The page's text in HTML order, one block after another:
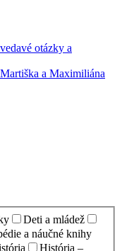
otázky a
a Maximiliána
Deti a mládež
a náučné knihy
História –